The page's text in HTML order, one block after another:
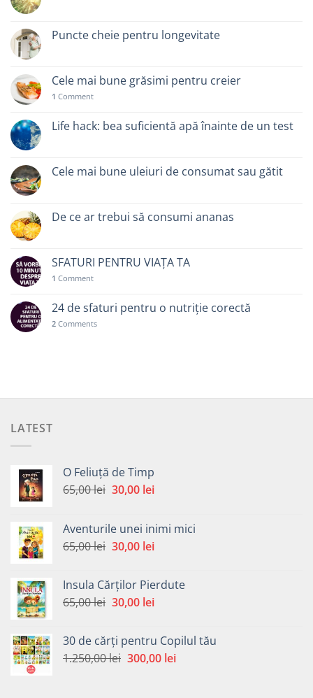
Puncte cheie pentru longevitate
Cele mai bune grăsimi pentru creier
1 Comment
Life hack: bea suficientă apă înainte de un test
Cele mai bune uleiuri de consumat sau gătit
De ce ar trebui să consumi ananas
SFATURI PENTRU VIAȚA TA
1 Comment
24 de sfaturi pentru o nutriție corectă
2 Comments
LATEST
O Feliuță de Timp
65,00lei Prețul
fost:
65,00 lei.
30,00 leiPrețul
30,00 lei.
Aventurile unei inimi mici
65,00lei Prețul
fost:
65,00 lei.
30,00 leiPrețul
30,00 lei.
Insula Cărților Pierdute
65,00lei Prețul
fost:
65,00 lei.
30,00 leiPrețul
30,00 lei.
30 de cărți pentru Copilul tău
1.250,00lei Prețul
300,00 leiPrețul